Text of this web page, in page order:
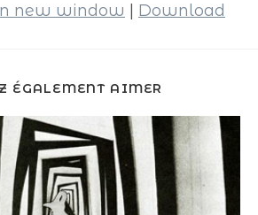
new window Download
ÉGALEMENT AIMER